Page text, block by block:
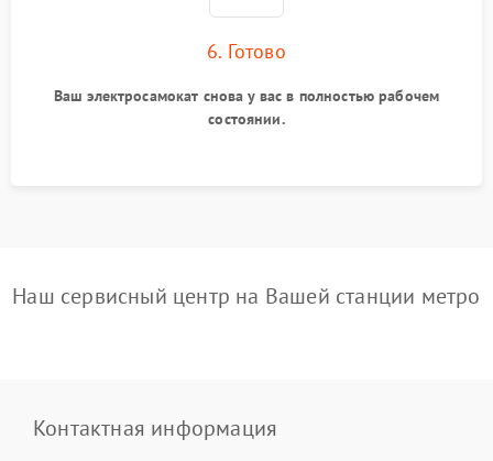
6. Готово
Ваш электросамокат снова у вас в полностью рабочем
состоянии.
Наш сервисный центр на Вашей станции метро
Контактная информация